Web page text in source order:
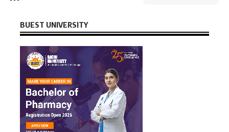
BUEST UNIVERSITY